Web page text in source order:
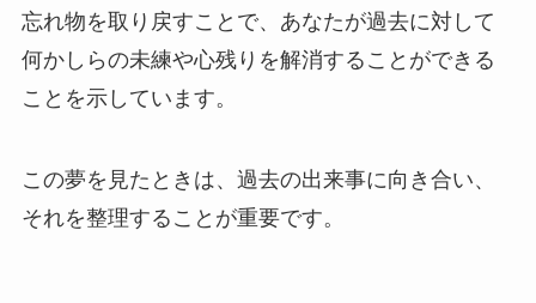
忘れ物を取り戻すことで、あなたが過去に対して
何かしらの未練や心残りを解消することができる
ことを示しています。
この夢を見たときは、過去の出来事に向き合い、
それを整理することが重要です。